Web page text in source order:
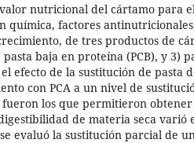
nutricional del cártamo para
química, factores
de tres productos de
baja en proteína (PCB), y 3)
el efecto de la sustitución de pasta
con PCA a un nivel de
los que permitieron obtener
de materia seca varió
evaluó la sustitución parcial de